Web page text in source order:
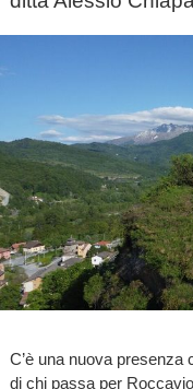
C’è una nuova presenza
di chi passa per